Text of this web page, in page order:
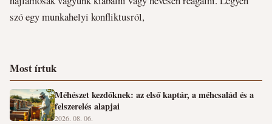
szó egy munkahelyi konfliktusról,
Most írtuk
Méhészet kezdőknek: az első kaptár, a méhcsalád és a
felszerelés alapjai
2026. 08. 06.